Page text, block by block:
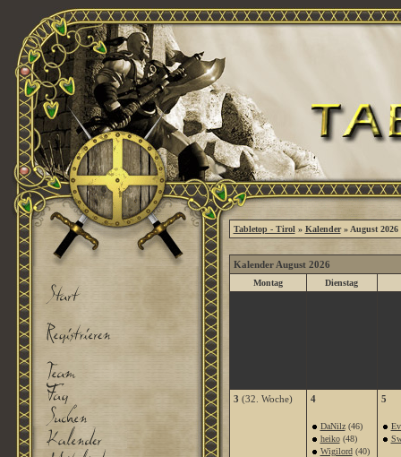
Tabletop - Tirol » Kalender» August 2026
Kalender August 2026
Montag Dienstag
3 (32. Woche) 4
DaNilz(46)
heiko(48)
Wigilord(40)
5